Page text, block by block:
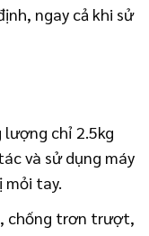
ngay cả khi sử
chỉ 2.5kg
và sử dụng máy
mỏi tay.
chống trơn trượt,